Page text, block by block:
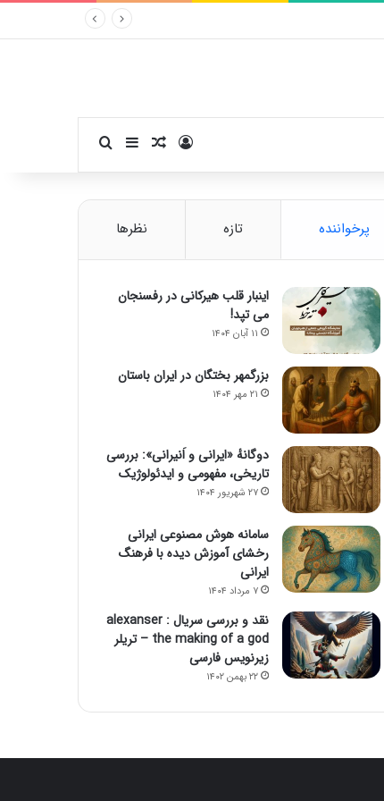
ورودنوشته تصادفی
سایدبارجستجو برای
پرخواننده تازه نظرها
اینبار قلب هیرکانی در رفسنجان
می تپد!
۱۱ آبان ۱۴۰۴
بزرگمهر بختگان در ایران باستان
۲۱ مهر ۱۴۰۴
دوگانهٔ «ایرانی و اَنیرانی»: بررسی
تاریخی، مفهومی و ایدئولوژیک
۲۷ شهریور ۱۴۰۴
سامانه هوش مصنوعی ایرانی
رخشای آموزش دیده با فرهنگ
ایرانی
۷ مرداد ۱۴۰۴
نقد و بررسی سریال alexanser :
the making of a god – تریلر
زیرنویس فارسی
۲۲ بهمن ۱۴۰۲